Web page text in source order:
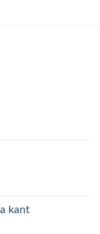
kant